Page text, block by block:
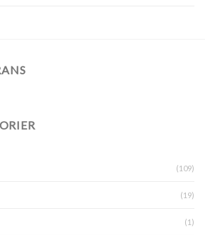
(109)
(19)
(1)